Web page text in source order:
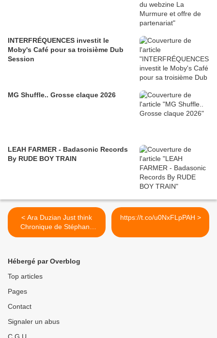
INTERFRÉQUENCES investit le
Moby's Café pour sa troisième Dub
Session
MG Shuffle.. Grosse claque 2026
LEAH FARMER - Badasonic Records
By RUDE BOY TRAIN
< Ara Duzian Just think
Chronique de Stéphane
Peltier
https://t.co/u0NxFLpPAH >
Hébergé par Overblog
Top articles
Pages
Contact
Signaler un abus